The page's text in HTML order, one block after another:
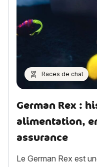
Races de chat
German Rex :
alimentation,
assurance
Le German Rex est